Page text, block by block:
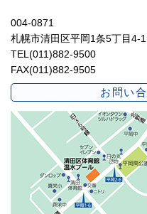
004-0871
札幌市清田区平岡1条5丁目4-1
TEL(011)882-9500
FAX(011)882-9505
お問い